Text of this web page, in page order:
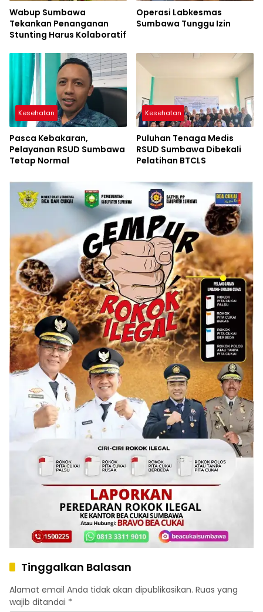
Wabup Sumbawa
Tekankan Penanganan
Stunting Harus Kolaboratif
Operasi Labkesmas
Sumbawa Tunggu Izin
Kesehatan
Pasca Kebakaran,
Pelayanan RSUD Sumbawa
Tetap Normal
Kesehatan
Puluhan Tenaga Medis
RSUD Sumbawa Dibekali
Pelatihan BTCLS
Tinggalkan Balasan
Alamat email Anda tidak akan dipublikasikan. Ruas yang
wajib ditandai *